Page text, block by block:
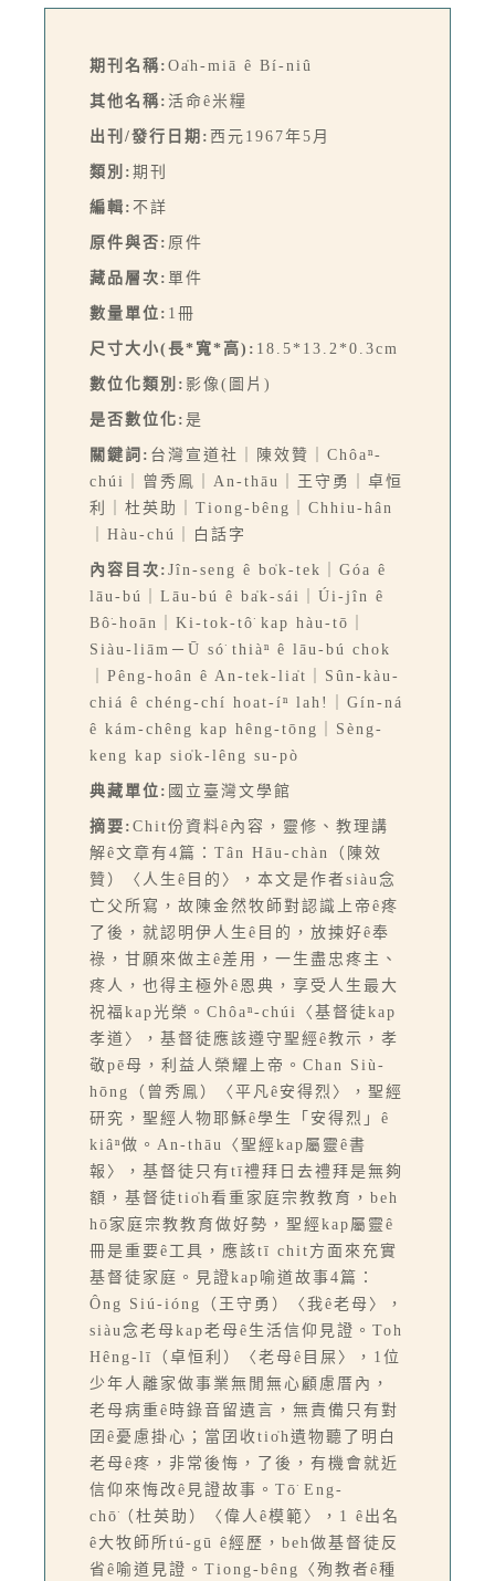
期刊名稱: Oa̍h-miā ê Bí-niû
其他名稱: 活命ê米糧
出刊/發行日期: 西元1967年5月
類別: 期刊
編輯: 不詳
原件與否: 原件
藏品層次: 單件
數量單位: 1冊
尺寸大小(長*寬*高): 18.5*13.2*0.3cm
數位化類別: 影像(圖片)
是否數位化: 是
關鍵詞: 台灣宣道社｜陳效贊｜Chôaⁿ-
chúi｜曾秀鳯｜An-thāu｜王守勇｜卓恒
利｜杜英助｜Tiong-bêng｜Chhiu-hân
｜Hàu-chú｜白話字
內容目次: Jîn-seng ê bo̍k-tek｜Góa ê
lāu-bú｜Lāu-bú ê ba̍k-sái｜Úi-jîn ê
Bô͘-hoān｜Ki-tok-tô͘ kap hàu-tō｜
Siàu-liām－Ū só͘ thiàⁿ ê lāu-bú chok
｜Pêng-hoân ê An-tek-lia̍t｜Sûn-kàu-
chiá ê chéng-chí hoat-íⁿ lah!｜Gín-ná
ê kám-chêng kap hêng-tōng｜Sèng-
keng kap sio̍k-lêng su-pò
典藏單位: 國立臺灣文學館
摘要: Chit份資料ê內容，靈修、教理講
解ê文章有4篇：Tân Hāu-chàn（陳效
贊）〈人生ê目的〉，本文是作者siàu念
亡父所寫，故陳金然牧師對認識上帝ê疼
了後，就認明伊人生ê目的，放捒好ê奉
祿，甘願來做主ê差用，一生盡忠疼主、
疼人，也得主極外ê恩典，享受人生最大
祝福kap光榮。Chôaⁿ-chúi〈基督徒kap
孝道〉，基督徒應該遵守聖經ê教示，孝
敬pē母，利益人榮耀上帝。Chan Siù-
hōng（曾秀鳯）〈平凡ê安得烈〉，聖經
研究，聖經人物耶穌ê學生「安得烈」ê
kiâⁿ做。An-thāu〈聖經kap屬靈ê書
報〉，基督徒只有tī禮拜日去禮拜是無夠
額，基督徒tio̍h看重家庭宗教教育，beh
hō͘家庭宗教教育做好勢，聖經kap屬靈ê
冊是重要ê工具，應該tī chit方面來充實
基督徒家庭。見證kap喻道故事4篇：
Ông Siú-ióng（王守勇）〈我ê老母〉，
siàu念老母kap老母ê生活信仰見證。Toh
Hêng-lī（卓恒利）〈老母ê目屎〉，1位
少年人離家做事業無閒無心顧慮厝內，
老母病重ê時錄音留遺言，無責備只有對
囝ê憂慮掛心；當囝收tio̍h遺物聽了明白
老母ê疼，非常後悔，了後，有機會就近
信仰來悔改ê見證故事。Tō͘ Eng-
chō͘（杜英助）〈偉人ê模範〉，1 ê出名
ê大牧師所tú-gū ê經歷，beh做基督徒反
省ê喻道見證。Tiong-bêng〈殉教者ê種